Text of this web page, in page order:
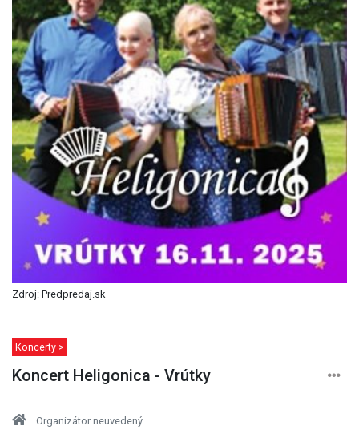
Zdroj: Predpredaj.sk
Koncerty >
Koncert Heligonica - Vrútky
Organizátor neuvedený